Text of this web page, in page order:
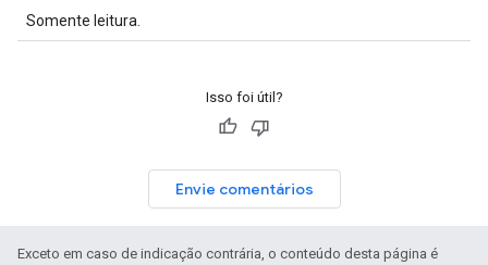
Somente leitura.
Isso foi útil?
Envie comentários
Exceto em caso de indicação contrária, o conteúdo desta página é